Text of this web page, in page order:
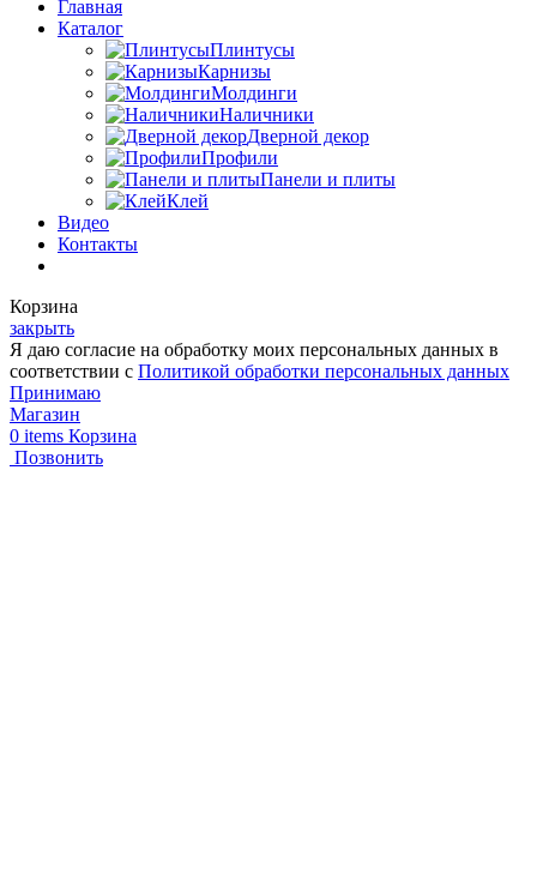
Главная
Каталог
Плинтусы
Карнизы
Молдинги
Наличники
Дверной декор
Профили
Панели и плиты
Клей
Видео
Контакты
Корзина
закрыть
Я даю согласие на обработку моих персональных данных в
соответствии с Политикой обработки персональных данных
Принимаю
Магазин
0 items Корзина
Позвонить